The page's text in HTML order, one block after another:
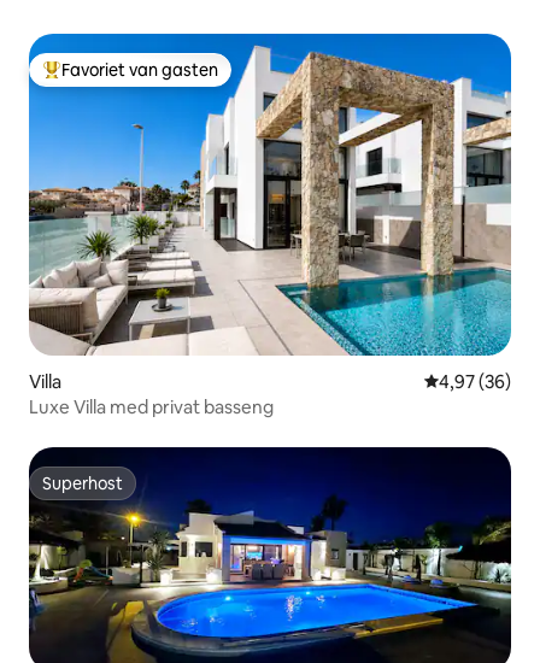
Topfavoriet van gasten
Favoriet van gasten
Villa Gemiddelde
4,97 (36)
Luxe Villa med privat basseng
Superhost
Superhost